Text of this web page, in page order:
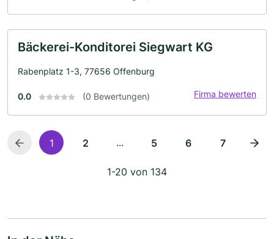
Bäckerei-Konditorei Siegwart KG
Rabenplatz 1-3, 77656 Offenburg
0.0 (0 Bewertungen) Firma bewerten
1 2 ... 5 6 7
1-20 von 134